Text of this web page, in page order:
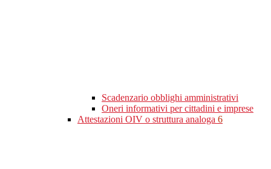
Scadenzario obblighi amministrativi
Oneri informativi per cittadini e imprese
Attestazioni OIV o struttura analoga 6